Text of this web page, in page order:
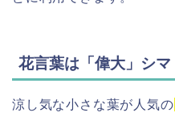
花言葉は「偉大」シマ
涼し気な小さな葉が人気の